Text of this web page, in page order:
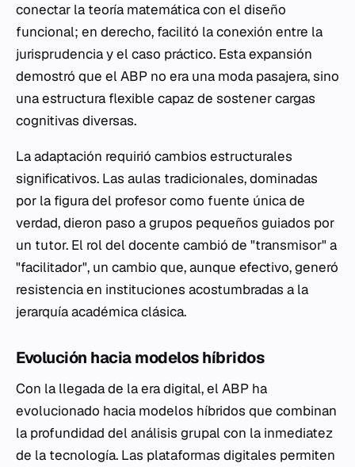
conectar la teoría matemática con el diseño
funcional; en derecho, facilitó la conexión entre la
jurisprudencia y el caso práctico. Esta expansión
demostró que el ABP no era una moda pasajera, sino
una estructura flexible capaz de sostener cargas
cognitivas diversas.
La adaptación requirió cambios estructurales
significativos. Las aulas tradicionales, dominadas
por la figura del profesor como fuente única de
verdad, dieron paso a grupos pequeños guiados por
un tutor. El rol del docente cambió de "transmisor" a
"facilitador", un cambio que, aunque efectivo, generó
resistencia en instituciones acostumbradas a la
jerarquía académica clásica.
Evolución hacia modelos híbridos
Con la llegada de la era digital, el ABP ha
evolucionado hacia modelos híbridos que combinan
la profundidad del análisis grupal con la inmediatez
de la tecnología. Las plataformas digitales permiten